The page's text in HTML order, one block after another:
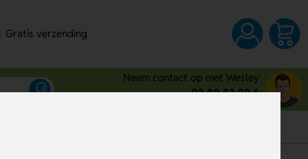
Gratis verzending
Neem contact op met Wesley
03 80 83 28 6